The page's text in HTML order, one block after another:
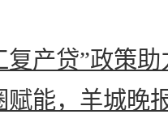
复产贷”政策
赋能，羊城晚